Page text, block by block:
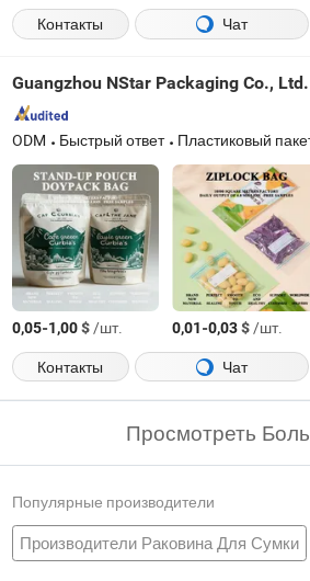
Контакты
Чат
Guangzhou NStar Packaging Co., Ltd.
ODM Быстрый ответ Пластиковый пакет, пакет с застежкой, застежной пакет, сумка, пакет с
0,05-1,00$/шт. 0,01-0,03$/шт.
Контакты
Чат
Просмотреть
Популярные производители
Производители Раковина Для Сумки